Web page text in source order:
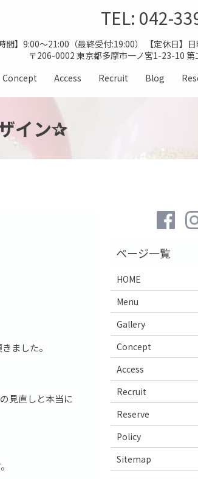
TEL: 042-
間】9:00～21:00（最終受付:19:00） 【定休日】
〒206-0002 東京都多摩市一ノ宮1-23-10 第
Concept Access Recruit Blog
イン✰
ました。
見直しと本当に
HOME
Menu
Gallery
Concept
Access
Recruit
Reserve
Policy
Sitemap